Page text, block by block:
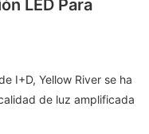
LED Para
I+D, Yellow River se ha
de luz amplificada